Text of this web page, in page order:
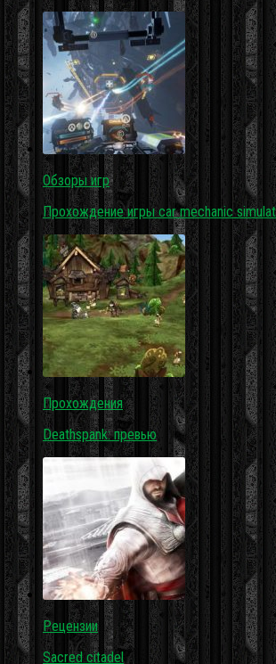
Обзоры игр
Прохождение игры car mechanic
Прохождения
Deathspank: превью
Рецензии
Sacred citadel